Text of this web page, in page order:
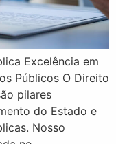
Excelência em
Públicos O Direito
pilares
do Estado e
Nosso